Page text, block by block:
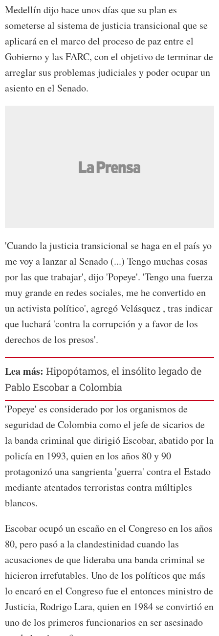
Medellín dijo hace unos días que su plan es
someterse al sistema de justicia transicional que se
aplicará en el marco del proceso de paz entre el
Gobierno y las FARC, con el objetivo de terminar de
arreglar sus problemas judiciales y poder ocupar un
asiento en el Senado.
'Cuando la justicia transicional se haga en el país yo
me voy a lanzar al Senado (...) Tengo muchas cosas
por las que trabajar', dijo 'Popeye'. 'Tengo una fuerza
muy grande en redes sociales, me he convertido en
un activista político', agregó Velásquez , tras indicar
que luchará 'contra la corrupción y a favor de los
derechos de los presos'.
Lea más: Hipopótamos, el insólito legado de
Pablo Escobar a Colombia
'Popeye' es considerado por los organismos de
seguridad de Colombia como el jefe de sicarios de
la banda criminal que dirigió Escobar, abatido por la
policía en 1993, quien en los años 80 y 90
protagonizó una sangrienta 'guerra' contra el Estado
mediante atentados terroristas contra múltiples
blancos.
Escobar ocupó un escaño en el Congreso en los años
80, pero pasó a la clandestinidad cuando las
acusaciones de que lideraba una banda criminal se
hicieron irrefutables. Uno de los políticos que más
lo encaró en el Congreso fue el entonces ministro de
Justicia, Rodrigo Lara, quien en 1984 se convirtió en
uno de los primeros funcionarios en ser asesinado